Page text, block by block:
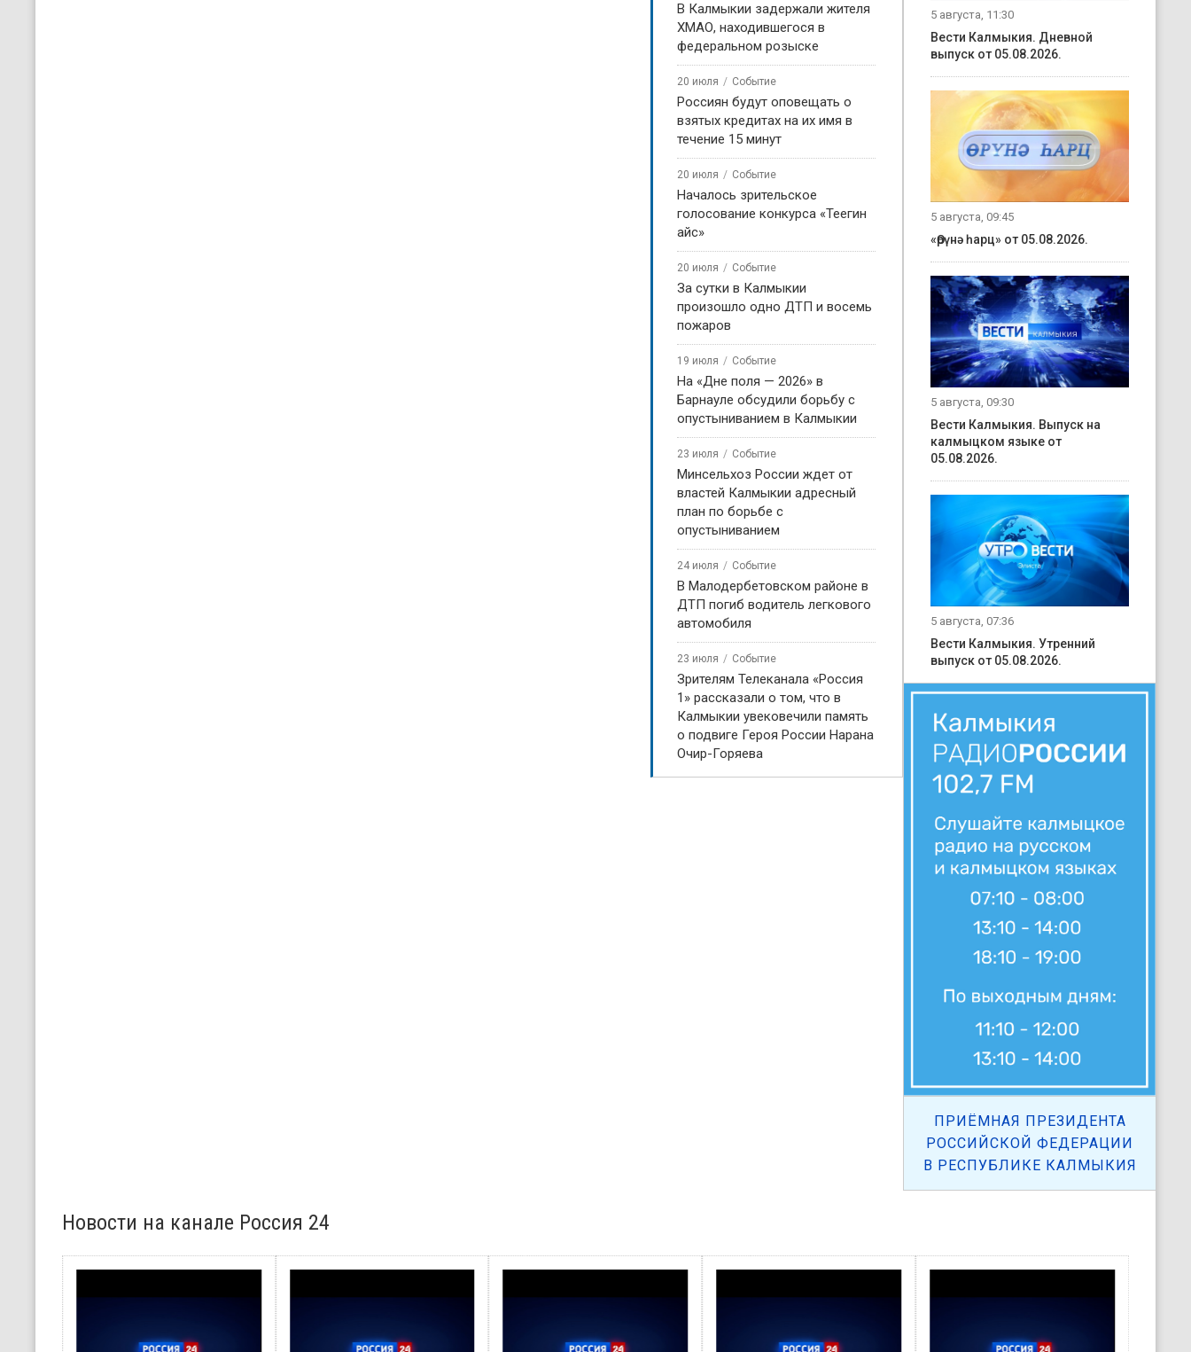
В Калмыкии задержали жителя
ХМАО, находившегося в
федеральном розыске
20 июля Событие
Россиян будут оповещать о
взятых кредитах на их имя в
течение 15 минут
20 июля Событие
Началось зрительское
голосование конкурса «Теегин
айс»
20 июля Событие
За сутки в Калмыкии
произошло одно ДТП и восемь
пожаров
19 июля Событие
На «Дне поля — 2026» в
Барнауле обсудили борьбу с
опустыниванием в Калмыкии
23 июля Событие
Минсельхоз России ждет от
властей Калмыкии адресный
план по борьбе с
опустыниванием
24 июля Событие
В Малодербетовском районе в
ДТП погиб водитель легкового
автомобиля
23 июля Событие
Зрителям Телеканала «Россия
1» рассказали о том, что в
Калмыкии увековечили память
о подвиге Героя России Нарана
Очир-Горяева
5 августа, 11:30
Вести Калмыкия. Дневной
выпуск от 05.08.2026.
5 августа, 09:45
«Өрүнә һарц» от 05.08.2026.
5 августа, 09:30
Вести Калмыкия. Выпуск на
калмыцком языке от
05.08.2026.
5 августа, 07:36
Вести Калмыкия. Утренний
выпуск от 05.08.2026.
ПРИЁМНАЯ ПРЕЗИДЕНТА
РОССИЙСКОЙ ФЕДЕРАЦИИ
В РЕСПУБЛИКЕ КАЛМЫКИЯ
Новости на канале Россия 24